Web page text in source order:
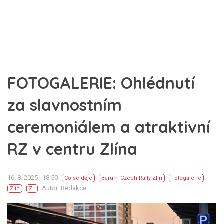
FOTOGALERIE: Ohlédnutí
za slavnostním
ceremoniálem a atraktivní
RZ v centru Zlína
16. 8. 2025 | 18:50 Co se děje Barum Czech Rally Zlín
Fotogalerie
Zlín
ZL Autor: Redakce